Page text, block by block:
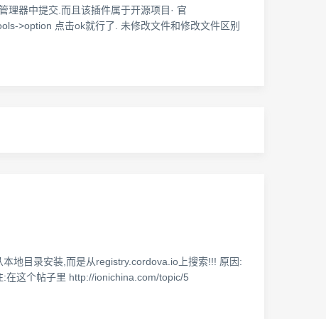
器中提交.而且该插件属于开源项目· 官
>option 点击ok就行了. 未修改文件和修改文件区别
地目录安装,而是从registry.cordova.io上搜索!!! 原因:
在这个帖子里 http://ionichina.com/topic/5